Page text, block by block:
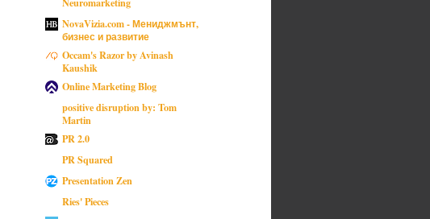
NovaVizia.com - Мениджмънт,
бизнес и развитие
Occam's Razor by Avinash
Kaushik
Online Marketing Blog
positive disruption by: Tom
Martin
PR 2.0
PR Squared
Presentation Zen
Ries' Pieces